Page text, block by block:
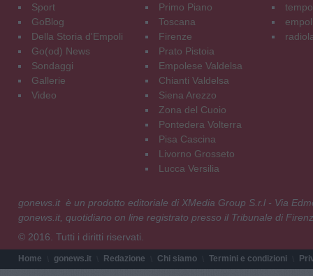
Sport
GoBlog
Della Storia d'Empoli
Go(od) News
Sondaggi
Gallerie
Video
Primo Piano
Toscana
Firenze
Prato Pistoia
Empolese Valdelsa
Chianti Valdelsa
Siena Arezzo
Zona del Cuoio
Pontedera Volterra
Pisa Cascina
Livorno Grosseto
Lucca Versilia
gonews.it è un prodotto editoriale di XMedia Group S.r.l - Via
gonews.it, quotidiano on line registrato presso il Tribunale di
© 2016. Tutti i diritti riservati.
Home gonews.it Redazione Chi siamo Termini e condizioni